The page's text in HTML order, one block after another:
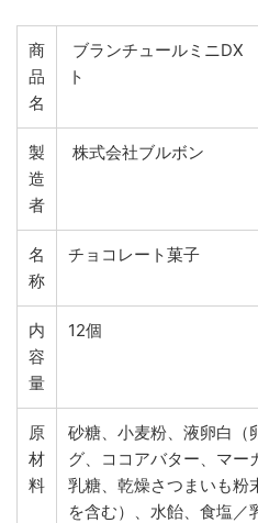
商
品
名
ブランチュールミニDX
ト
製
造
者
株式会社ブルボン
名
称
チョコレート菓子
内
容
量
12個
原
材
料
砂糖、小麦粉、液卵白（
グ、ココアバター、マー
乳糖、乾燥さつまいも粉
を含む）、水飴、食塩／